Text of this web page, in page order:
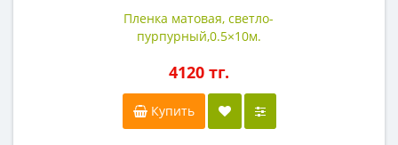
Пленка матовая, светло-
пурпурный,0.5×10м.
4120 тг.
Купить